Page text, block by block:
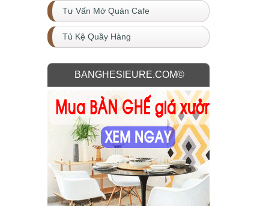
Tư Vấn Mở Quán Cafe
Tủ Kệ Quầy Hàng
BANGHESIEURE.COM©